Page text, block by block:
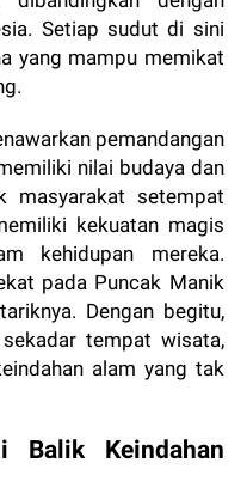
Setiap sudut di sini
yang mampu memikat
pemandangan
nilai budaya dan
masyarakat setempat
kekuatan magis
kehidupan mereka.
pada Puncak Manik
Dengan begitu,
tempat wisata,
alam yang tak
Balik Keindahan